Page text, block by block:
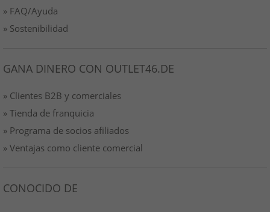
» FAQ/Ayuda
» Sostenibilidad
GANA DINERO CON OUTLET46.DE
» Clientes B2B y comerciales
» Tienda de franquicia
» Programa de socios afiliados
» Ventajas como cliente comercial
CONOCIDO DE